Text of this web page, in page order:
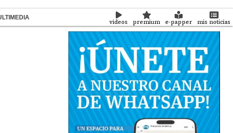
videos premium e-papper mis noticias